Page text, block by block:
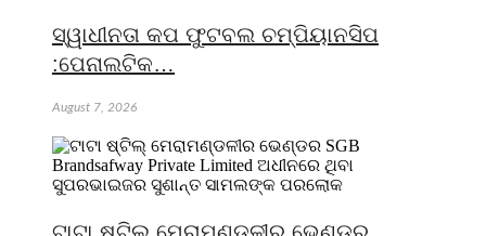
ସ୍ୱାଧୀନତା କପ ଫୁଟବଲ ଚମ୍ପିୟାନସିପ
:ପେନାଲଟିକ…
August 7, 2026